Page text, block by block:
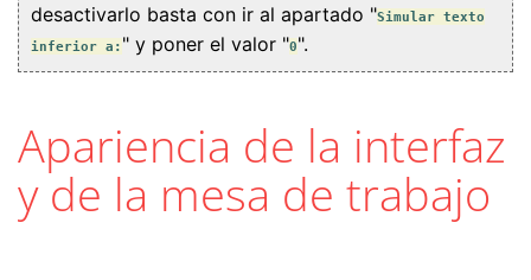
desactivarlo basta con ir al apartado "Simular texto
inferior a: " y poner el valor "0".
Apariencia de la interfaz
y de la mesa de trabajo